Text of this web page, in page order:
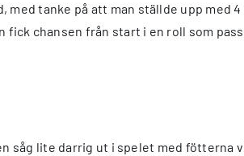
tanke på att man ställde upp med
chansen från start i en roll som
såg lite darrig ut i spelet med